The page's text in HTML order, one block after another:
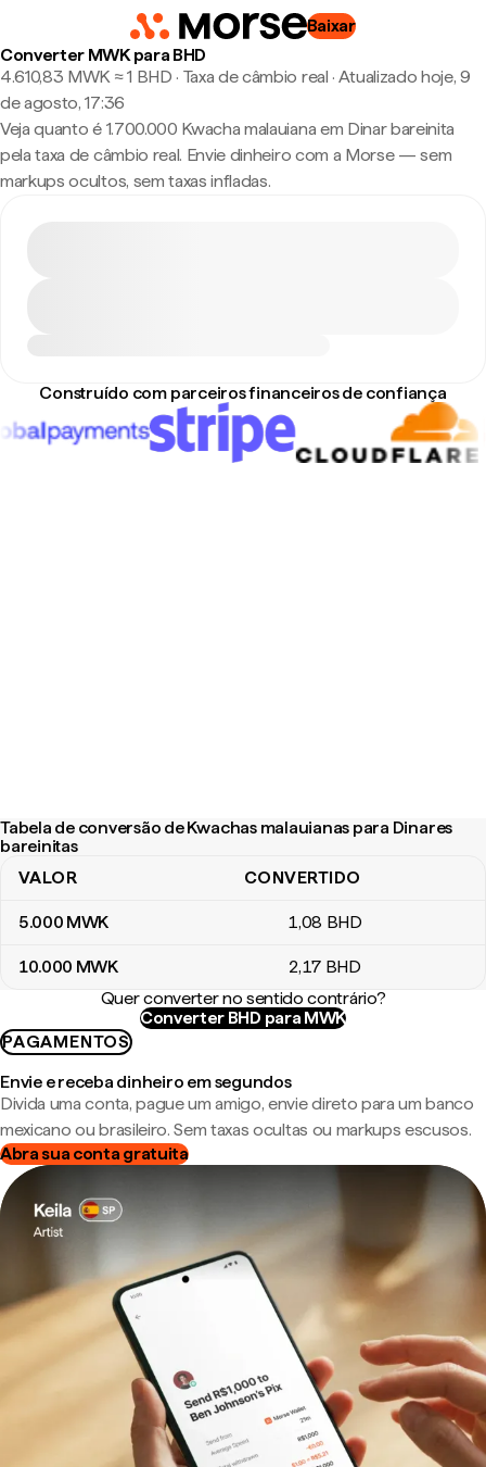
Baixar
Converter MWK para BHD
4.610,83 MWK ≈ 1 BHD · Taxa de câmbio real · Atualizado hoje, 9
de agosto, 17:36
Veja quanto é 1.700.000 Kwacha malauiana em Dinar bareinita
pela taxa de câmbio real. Envie dinheiro com a Morse — sem
markups ocultos, sem taxas infladas.
Construído com parceiros financeiros de confiança
Tabela de conversão de Kwachas malauianas para Dinares
bareinitas
Tabela de conversão de Kwachas malauianas para Dinares
VALOR CONVERTIDO
5.000 MWK 1,08 BHD
10.000 MWK 2,17 BHD
Quer converter no sentido contrário?
Converter BHD para MWK
PAGAMENTOS
Envie e receba dinheiro em segundos
Divida uma conta, pague um amigo, envie direto para um banco
mexicano ou brasileiro. Sem taxas ocultas ou markups escusos.
Abra sua conta gratuita